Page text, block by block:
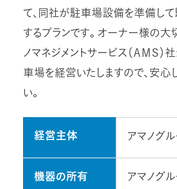
て、同社が駐車場設備を準備し
するプランです。 オーナー様の大
ノマネジメントサービス（ＡＭＳ）
車場を経営いたしますので、安心
い。
経営主体 アマノグ
機器の所有 アマノグ